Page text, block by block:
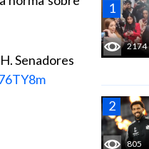
2174
805
Senadores